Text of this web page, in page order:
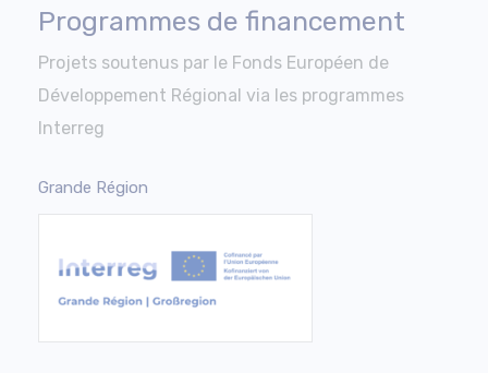
Programmes de financement
Projets soutenus par le Fonds Européen de
Développement Régional via les programmes
Interreg
Grande Région